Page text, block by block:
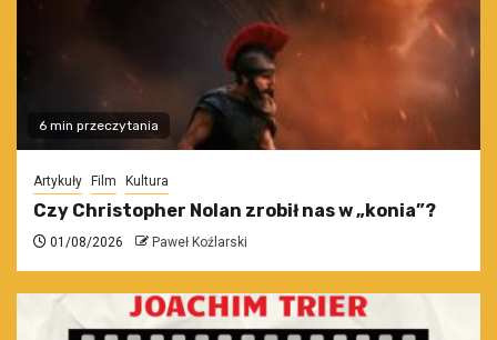
6 min przeczytania
Artykuły Film Kultura
Czy Christopher Nolan zrobił nas w „konia”?
01/08/2026 Paweł Koźlarski